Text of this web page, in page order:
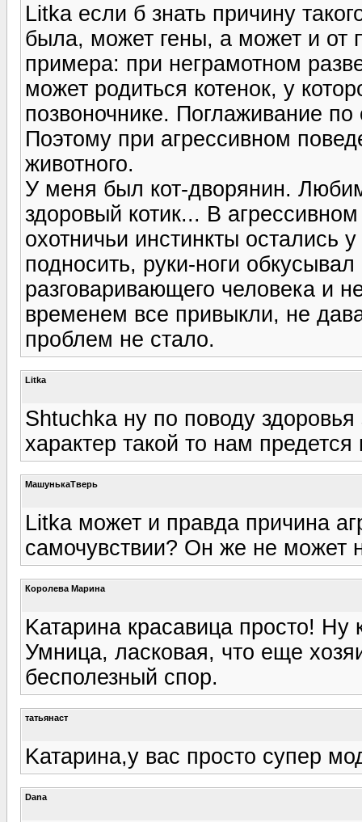
Litka если б знать причину
была, может гены, а может и от
примера: при неграмотном
может родиться котенок, у
позвоночнике. Поглаживание
Поэтому при агрессивном
животного.
У меня был кот-дворянин.
здоровый котик... В
охотничьи инстинкты остались
подносить, руки-ноги
разговаривающего человека и
временем все привыкли, не
проблем не стало.
Litka
Shtuchka ну по поводу
характер такой то нам
МашунькаТверь
Litka может и правда причина
самочувствии? Он же не может
Королева Марина
Kатарина красавица просто! Ну
Умница, ласковая, что еще
бесполезный спор.
татьянаст
Kатарина,у вас просто супер
Dana